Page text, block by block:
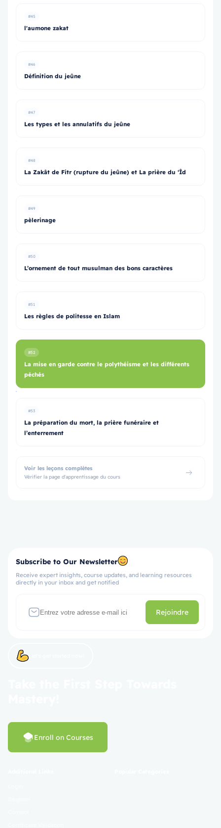
#45
l'aumone zakat
#46
Définition du jeûne
#47
Les types et les annulatifs du jeûne
#48
La Zakât de Fitr (rupture du jeûne) et La prière du ‘Îd
#49
pèlerinage
#50
L’ornement de tout musulman des bons caractères
#51
Les règles de politesse en Islam
#52
La mise en garde contre le polythéisme et les différents
péchés
#53
La préparation du mort, la prière funéraire et
l’enterrement
Voir les leçons complètes
Vérifier la page d'apprentissage du cours
Subscribe to Our Newsletter
Receive expert insights, course updates, and learning resources
directly in your inbox and get notified
Rejoindre
Enroll on Courses